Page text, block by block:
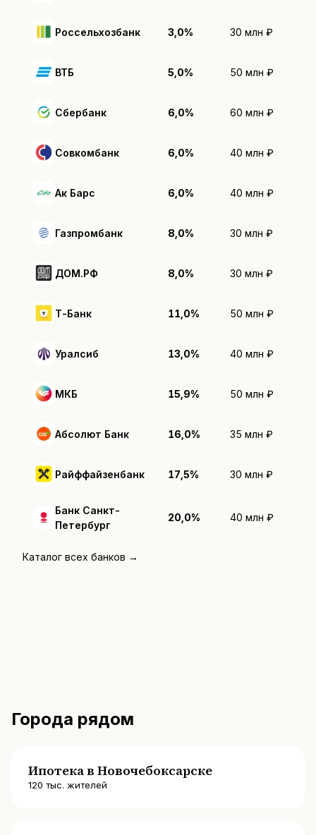
Россельхозбанк 3,0% 30 млн ₽
ВТБ 5,0% 50 млн ₽
Сбербанк 6,0% 60 млн ₽
Совкомбанк 6,0% 40 млн ₽
Ак Барс 6,0% 40 млн ₽
Газпромбанк 8,0% 30 млн ₽
ДОМ.РФ 8,0% 30 млн ₽
Т-Банк 11,0% 50 млн ₽
Уралсиб 13,0% 40 млн ₽
МКБ 15,9% 50 млн ₽
Абсолют Банк 16,0% 35 млн ₽
Райффайзенбанк 17,5% 30 млн ₽
Банк Санкт-
Петербург
20,0% 40 млн ₽
Каталог всех банков →
Города рядом
Ипотека в Новочебоксарске
120 тыс. жителей